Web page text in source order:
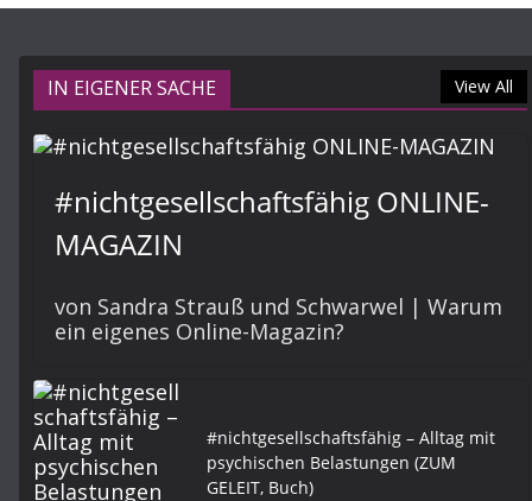
IN EIGENER SACHE View All
#nichtgesellschaftsfähig ONLINE-
MAGAZIN
von Sandra Strauß und Schwarwel | Warum
ein eigenes Online-Magazin?
#nichtgesellschaftsfähig – Alltag mit
psychischen Belastungen (ZUM
GELEIT, Buch)